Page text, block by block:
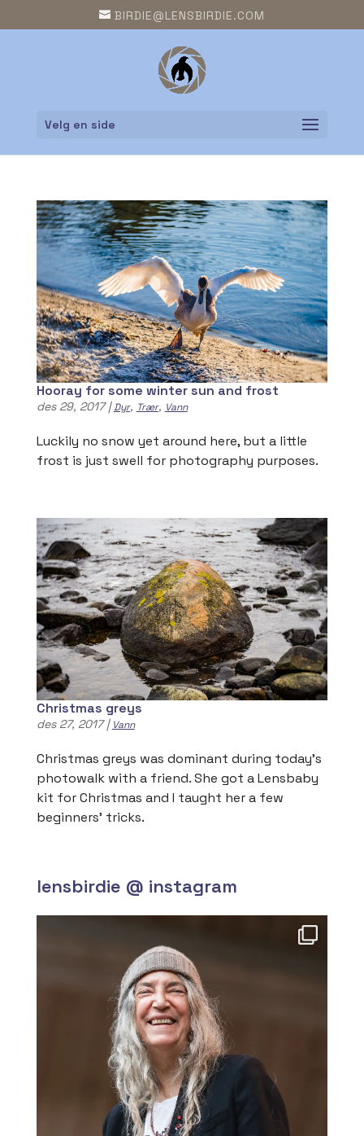
BIRDIE@LENSBIRDIE.COM
Velg en side
Hooray for some winter sun and frost
des 29, 2017|Dyr, Trær, Vann
Luckily no snow yet around here, but a little
frost is just swell for photography purposes.
Christmas greys
des 27, 2017| Vann
Christmas greys was dominant during today’s
photowalk with a friend. She got a Lensbaby
kit for Christmas and I taught her a few
beginners’ tricks.
lensbirdie @ instagram